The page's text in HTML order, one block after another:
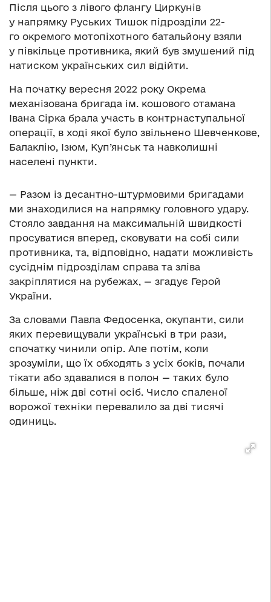
Після цього з лівого флангу Циркунів
у напрямку Руських Тишок підрозділи 22-
го окремого мотопіхотного батальйону взяли
у півкільце противника, який був змушений під
натиском українських сил відійти.
На початку вересня 2022 року Окрема
механізована бригада ім. кошового отамана
Івана Сірка брала участь в контрнаступальної
операції, в ході якої було звільнено Шевченкове,
Балаклію, Ізюм, Куп’янськ та навколишні
населені пункти.
— Разом із десантно-штурмовими бригадами
ми знаходилися на напрямку головного удару.
Стояло завдання на максимальній швидкості
просуватися вперед, сковувати на собі сили
противника, та, відповідно, надати можливість
сусіднім підрозділам справа та зліва
закріплятися на рубежах, — згадує Герой
України.
За словами Павла Федосенка, окупанти, сили
яких перевищували українські в три рази,
спочатку чинили опір. Але потім, коли
зрозуміли, що їх обходять з усіх боків, почали
тікати або здавалися в полон — таких було
більше, ніж дві сотні осіб. Число спаленої
ворожої техніки перевалило за дві тисячі
одиниць.